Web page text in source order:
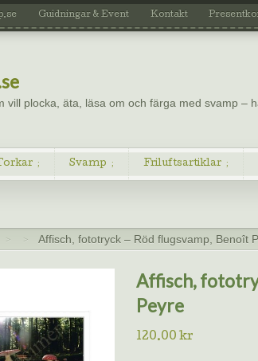
Guidningar & Event Kontakt
vill plocka, äta, läsa om och färga med svamp –
Svamp Friluftsartiklar
> > Affisch, fototryck – Röd flugsvamp, Benoît
Affisch,
Peyre
120.00 kr